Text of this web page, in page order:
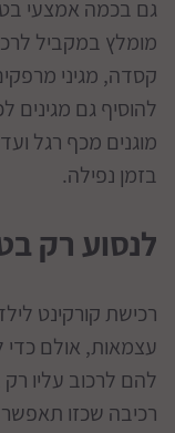
גם בכמה אמצעי
מומלץ במקביל
קסדה, מגיני
להוסיף גם מגינים
מוגנים מכף רגל
בזמן נפילה.
לנסוע רק
רכישת קורקינט
עצמאות, אולם
להם לרכוב עליו
רכיבה שכזו